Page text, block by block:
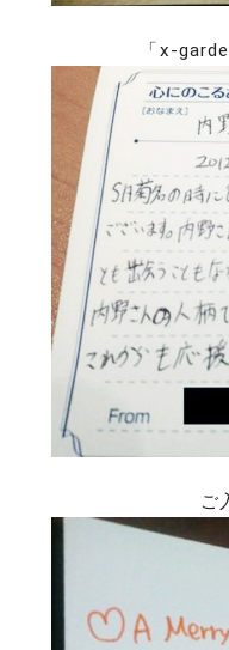
「x-
ご